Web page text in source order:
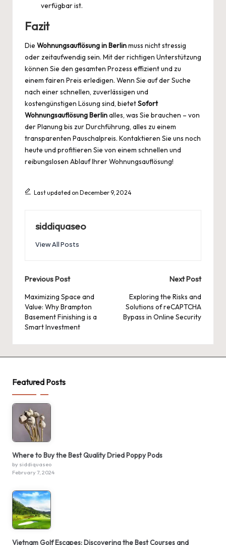
verfügbar ist.
Fazit
Die Wohnungsauflösung in Berlinmuss nicht stressig
oder zeitaufwendig sein. Mit der richtigen Unterstützung
können Sie den gesamten Prozess effizient und zu
einem fairen Preis erledigen. Wenn Sie auf der Suche
nach einer schnellen, zuverlässigen und
kostengünstigen Lösung sind, bietetSofort
Wohnungsauflösung Berlinalles, was Sie brauchen – von
der Planung bis zur Durchführung, alles zu einem
transparenten Pauschalpreis. Kontaktieren Sie uns noch
heute und profitieren Sie von einem schnellen und
reibungslosen Ablauf Ihrer Wohnungsauflösung!
Last updated on December 9, 2024
siddiquaseo
View All Posts
Post
navigation
Previous Post
Maximizing Space and
Value: Why Brampton
Basement Finishing is a
Smart Investment
Next Post
Exploring the Risks and
Solutions of reCAPTCHA
Bypass in Online Security
Featured Posts
Where to Buy the Best Quality Dried Poppy Pods
by siddiquaseo
February 7, 2024
Vietnam Golf Escapes: Discovering the Best Courses and